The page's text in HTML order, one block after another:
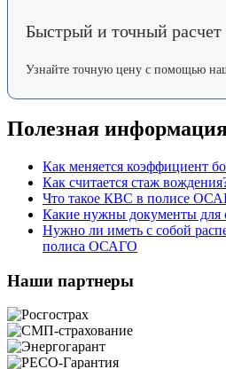
Быстрый и точный расчет
Узнайте точную цену с помощью
Полезная
Как меняется коэффициент
Как считается стаж
Что такое КВС в полисе
Какие нужны документы для
Нужно ли иметь с собой
полиса ОСАГО
Наши партнеры